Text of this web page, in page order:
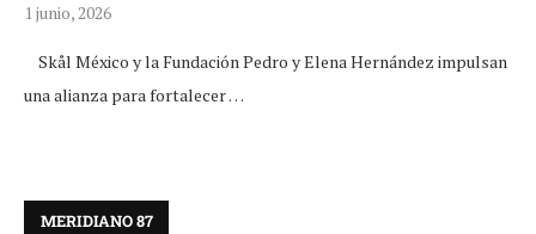
1 junio, 2026
Skål México y la Fundación Pedro y Elena Hernández impulsan
una alianza para fortalecer …
MERIDIANO 87